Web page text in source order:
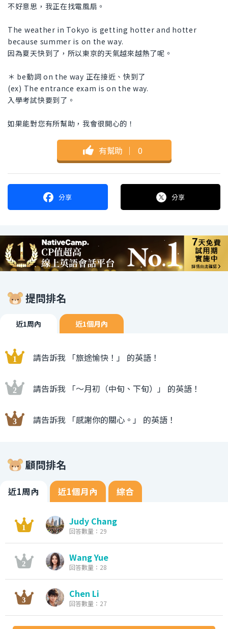
不好意思，我正在找電風扇。
The weather in Tokyo is getting hotter and hotter
because summer is on the way.
因為夏天快到了，所以東京的天氣越來越熱了呢。
＊ be動詞 on the way 正在接近、快到了
(ex) The entrance exam is on the way.
入學考試快要到了。
如果能對您有所幫助，我會很開心的！
有幫助 ｜ 0
分享 分享
提問排名
近1周內 近1個月內
請告訴我 「旅途愉快！」 的英語！
請告訴我 「〜月初（中旬、下旬）」 的英語！
請告訴我 「感謝你的關心。」 的英語！
顧問排名
近1周內 近1個月內 綜合
Judy Chang
回答數量：29
Wang Yue
回答數量：28
Chen Li
回答數量：27